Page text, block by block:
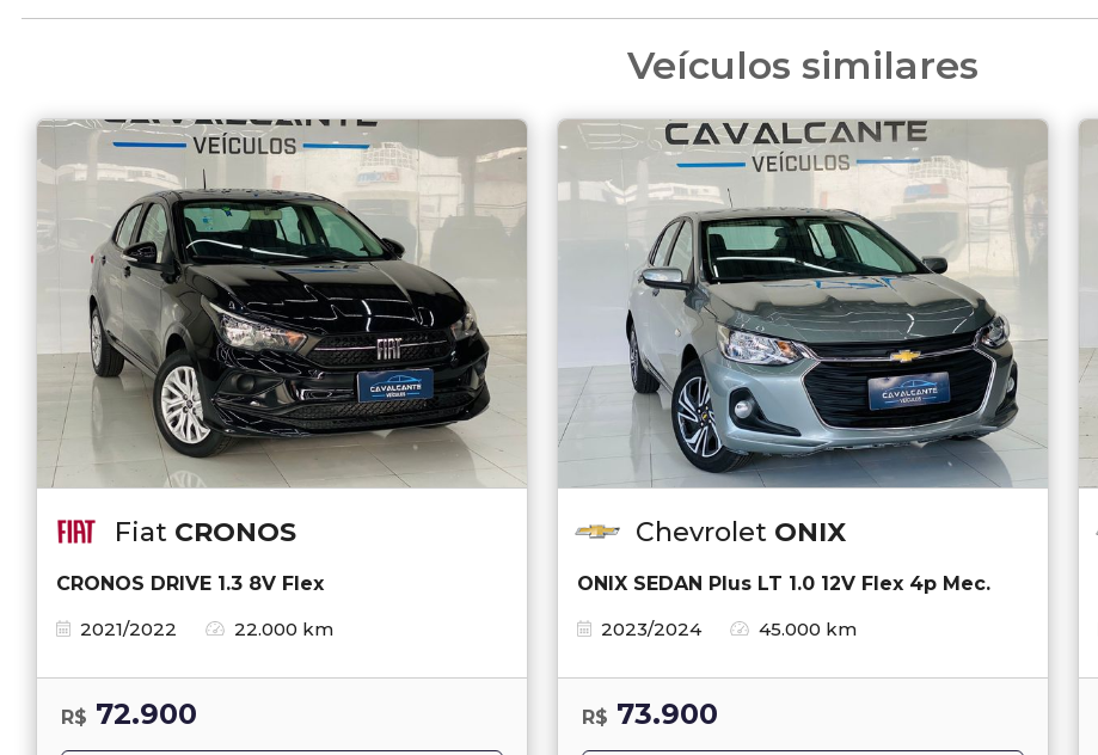
Veículos similares
Fiat CRONOS
CRONOS DRIVE 1.3 8V Flex
2021/2022
22.000 km
R$ 72.900
Chevrolet ONIX
ONIX SEDAN Plus LT 1.0 12V Flex 4p Mec.
2023/2024
45.000 km
R$ 73.900